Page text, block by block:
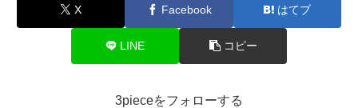
X Facebook はてブ
LINE コピー
3pieceをフォローする